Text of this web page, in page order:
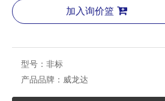
加入询价篮
型号： 非标
产品品牌： 威龙达